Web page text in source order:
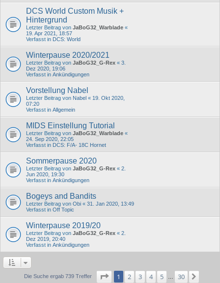
DCS World Custom Musik +
Hintergrund
Letzter Beitrag von JaBoG32_Warblade «
19. Apr 2021, 18:57
Verfasst in DCS: World
Winterpause 2020/2021
Letzter Beitrag von JaBoG32_G-Rex « 3.
Dez 2020, 19:06
Verfasst in Ankündigungen
Vorstellung Nabel
Letzter Beitrag von Nabel « 19. Okt 2020,
07:20
Verfasst in Allgemein
MIDS Einstellung Tutorial
Letzter Beitrag von JaBoG32_Warblade «
24. Sep 2020, 22:05
Verfasst in DCS: F/A- 18C Hornet
Sommerpause 2020
Letzter Beitrag von JaBoG32_G-Rex « 2.
Jun 2020, 19:30
Verfasst in Ankündigungen
Bogeys and Bandits
Letzter Beitrag von Obi « 31. Jan 2020, 13:49
Verfasst in Off Topic
Winterpause 2019/20
Letzter Beitrag von JaBoG32_G-Rex « 2.
Dez 2019, 20:40
Verfasst in Ankündigungen
Die Suche ergab 739 Treffer Seite von
1 2 3 4 5 30